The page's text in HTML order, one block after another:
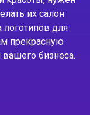
их салон
для
прекрасную
бизнеса.